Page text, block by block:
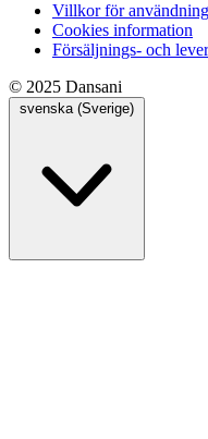
Villkor för användning
Cookies information
Försäljnings- och
© 2025 Dansani
svenska (Sverige)